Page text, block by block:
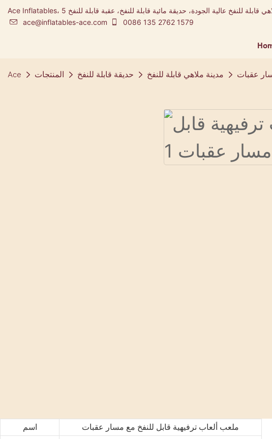
Ace Inflatables، شركة تصنيع المطاطية ومصممة مدينة ملاهي قابلة للنفخ عالية الجودة، حديقة مائية قابلة للنفخ، عقبة قابلة للنفخ 5K
ace@inflatables-ace.com
0086 135 2762 1579
Ace المنتجات حديقة قابلة للنفخ مدينة ملاهي قابلة للنفخ عقبات
اسم
ملعب ألعاب ترفيهية قابل للنفخ مع مسار عقبات